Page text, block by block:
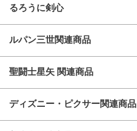
るろうに剣心
ルパン三世関連商品
聖闘士星矢 関連商品
ディズニー・ピクサー関連商品